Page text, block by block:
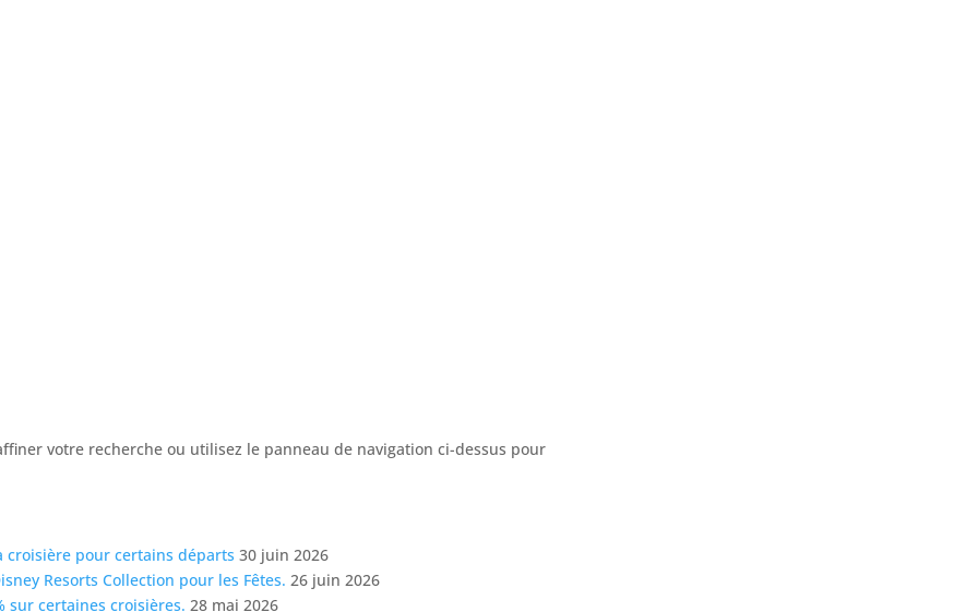
votre recherche ou utilisez le panneau de navigation ci-dessus pour
croisière pour certains départs 30 juin 2026
Resorts Collection pour les Fêtes. 26 juin 2026
sur certaines croisières. 28 mai 2026